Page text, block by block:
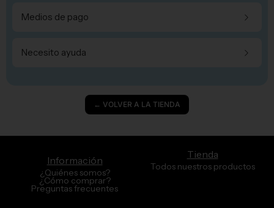
Medios de pago
Necesito ayuda
← VOLVER A LA TIENDA
Información
¿Quiénes somos?
¿Cómo comprar?
Preguntas frecuentes
Tienda
Todos nuestros productos